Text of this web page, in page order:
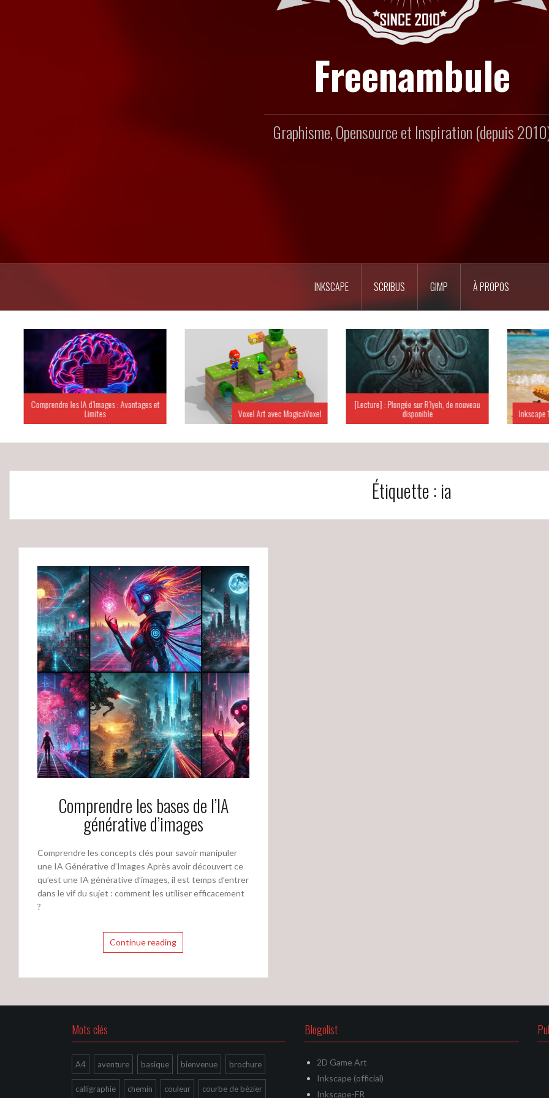
Freenambule
Graphisme, Opensource et Inspiration (depuis
INKSCAPE SCRIBUS GIMP À PROPOS
Comprendre les IA d’Images : Avantages et
Limites Voxel Art avec MagicaVoxel
[Lecture] : Plongée sur R’lyeh, de nouveau
disponible Inkscape
Étiquette : ia
Comprendre les bases de l’IA
générative d’images
Comprendre les concepts clés pour savoir manipuler
une IA Générative d’Images Après avoir découvert ce
qu’est une IA générative d’images, il est temps d’entrer
dans le vif du sujet : comment les utiliser efficacement
?
Continue reading
Mots clés
A4 aventure basique bienvenue brochure
calligraphie chemin couleur courbe de bézier
Blogolist
2D Game Art
Inkscape (official)
Inkscape-FR